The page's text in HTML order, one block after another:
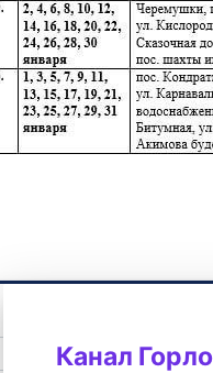
Имя
Канал